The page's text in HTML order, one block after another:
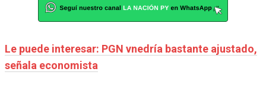
Le puede interesar: PGN vnedría bastante ajustado,
señala economista